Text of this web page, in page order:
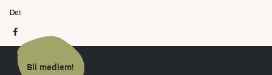
Del:
Bli medlem!